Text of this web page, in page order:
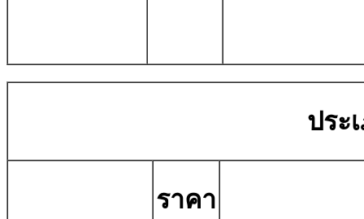
ประ
ราคา